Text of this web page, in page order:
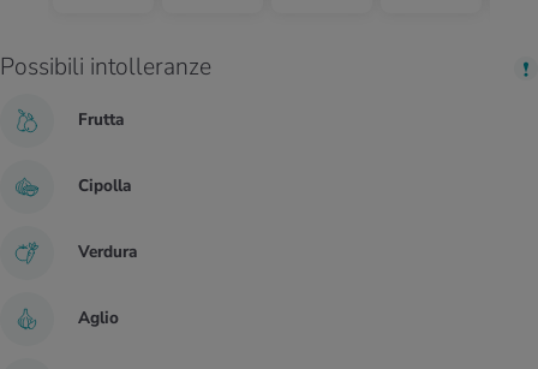
Possibili intolleranze
Frutta
Cipolla
Verdura
Aglio